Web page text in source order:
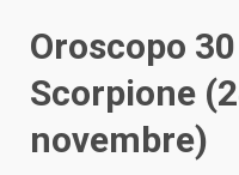
Oroscopo
Scorpione
novembre)